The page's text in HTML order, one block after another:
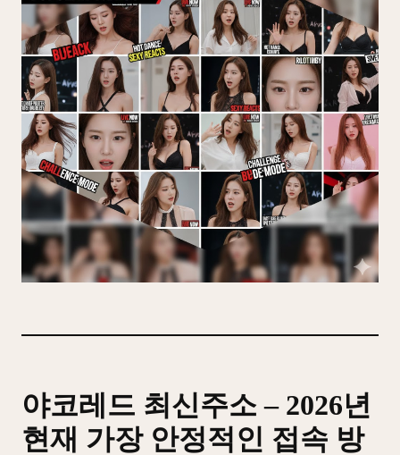
야코레드 최신주소 – 2026년
현재 가장 안정적인 접속 방